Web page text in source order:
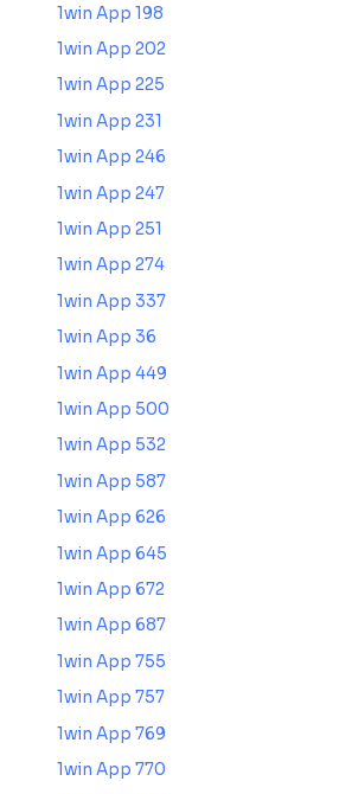
1win App 198
1win App 202
1win App 225
1win App 231
1win App 246
1win App 247
1win App 251
1win App 274
1win App 337
1win App 36
1win App 449
1win App 500
1win App 532
1win App 587
1win App 626
1win App 645
1win App 672
1win App 687
1win App 755
1win App 757
1win App 769
1win App 770